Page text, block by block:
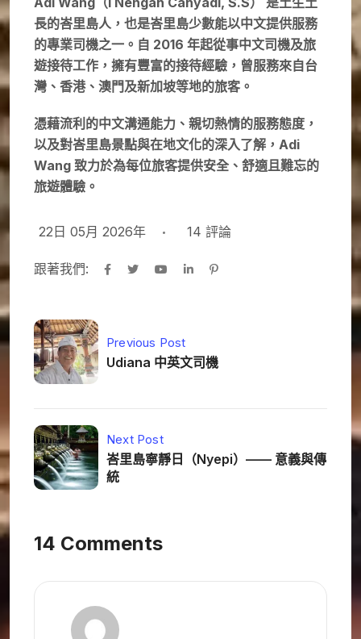
長的峇里島人，也是峇里島少數能以中文提供服務
的專業司機之一。自 2016 年起從事中文司機及旅
遊接待工作，擁有豐富的接待經驗，曾服務來自台
灣、香港、澳門及新加坡等地的旅客。
憑藉流利的中文溝通能力、親切熱情的服務態度，
以及對峇里島景點與在地文化的深入了解， Adi
Wang 致力於為每位旅客提供安全、舒適且難忘的
旅遊體驗。
22日 05月 2026年 14 評論
跟著我們:
Previous Post
Udiana 中英文司機
Next Post
峇里島寧靜日（Nyepi）—— 意義與傳
統
14 Comments